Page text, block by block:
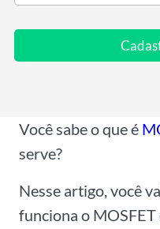
u
Você sabe o que é
serve?
Nesse artigo, você
funciona o MOSFET